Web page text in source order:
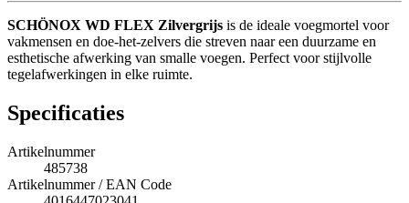
SCHÖNOX WD FLEX Zilvergrijs is de ideale voegmortel voor
vakmensen en doe-het-zelvers die streven naar een duurzame en
esthetische afwerking van smalle voegen. Perfect voor stijlvolle
tegelafwerkingen in elke ruimte.
Specificaties
Artikelnummer
485738
Artikelnummer / EAN Code